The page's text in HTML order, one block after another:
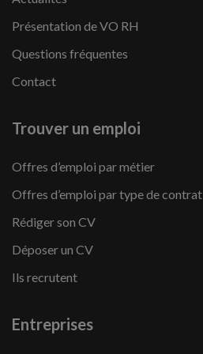
Présentation de VO RH
Questions fréquentes
Contact
Trouver un emploi
Offres d’emploi par métier
Offres d’emploi par type de contrat
Rédiger son CV
Déposer un CV
Ils recrutent
Entreprises